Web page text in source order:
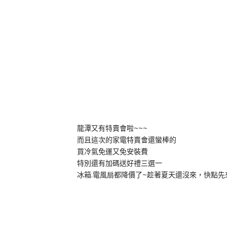
龍潭又有特賣會啦~~~
而且這次的家電特賣會還蠻棒的
買冷氣免運又免安裝費
特別還有加碼送好禮三選一
冰箱.電風扇都降價了~趁著夏天還沒來，快點先